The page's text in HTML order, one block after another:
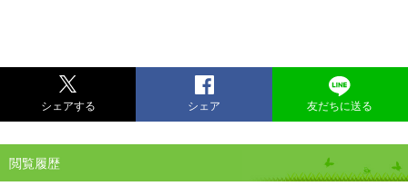
シェアする シェア 友だちに送る
閲覧履歴